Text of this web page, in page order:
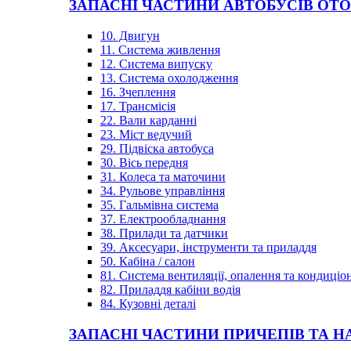
ЗАПАСНІ ЧАСТИНИ АВТОБУСІВ
10. Двигун
11. Система живлення
12. Система випуску
13. Система охолодження
16. Зчеплення
17. Трансмісія
22. Вали карданні
23. Міст ведучий
29. Підвіска автобуса
30. Вісь передня
31. Колеса та маточини
34. Рульове управління
35. Гальмівна система
37. Електрообладнання
38. Прилади та датчики
39. Аксесуари, інструменти та приладдя
50. Кабіна / салон
81. Система вентиляції, опалення та
82. Приладдя кабіни водія
84. Кузовні деталі
ЗАПАСНІ ЧАСТИНИ ПРИЧЕПІВ ТА